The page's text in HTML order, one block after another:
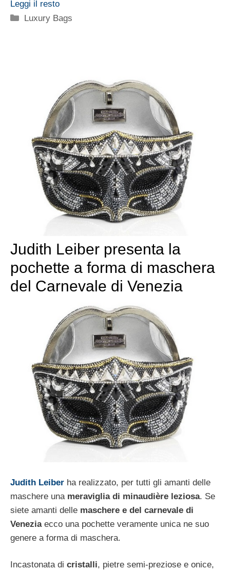
Leggi il resto
Categorie
Luxury Bags
Judith Leiber presenta la
pochette a forma di maschera
del Carnevale di Venezia
Judith Leiber ha realizzato, per tutti gli amanti delle
maschere una meraviglia di minaudière leziosa. Se
siete amanti delle maschere e del carnevale di
Veneziaecco una pochette veramente unica ne suo
genere a forma di maschera.
Incastonata di cristalli, pietre semi-preziose e onice,